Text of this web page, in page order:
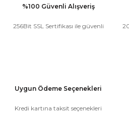
%100 Güvenli Alışveriş
256Bit SSL Sertifikası ile güvenli
Uygun Ödeme Seçenekleri
Kredi kartına taksit seçenekleri